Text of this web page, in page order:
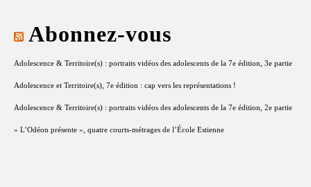
Abonnez-vous
Adolescence & Territoire(s) : portraits vidéos des adolescents de la 7e édition, 3e partie
Adolescence et Territoire(s), 7e édition : cap vers les représentations !
Adolescence & Territoire(s) : portraits vidéos des adolescents de la 7e édition, 2e partie
« L’Odéon présente », quatre courts-métrages de l’École Estienne